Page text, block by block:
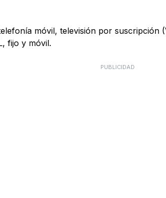
móvil, televisión por
fijo y móvil.
PUBLICIDAD